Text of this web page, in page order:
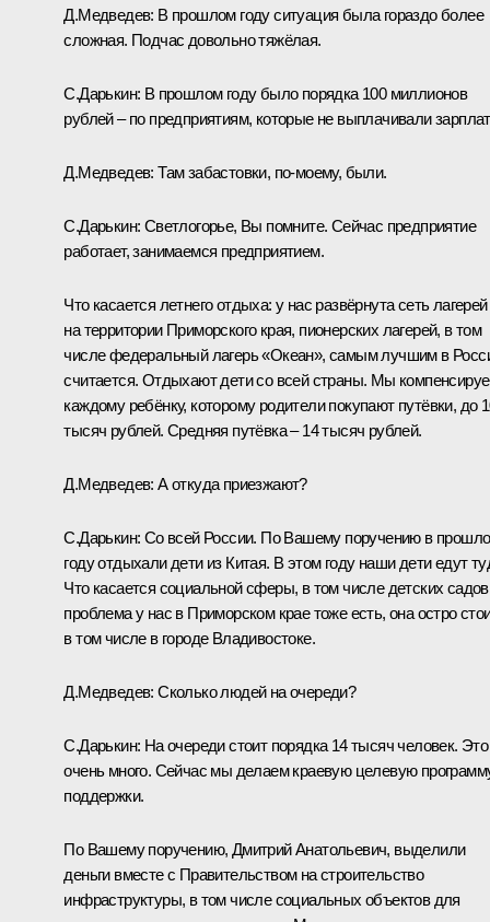
Д.Медведев: В прошлом году ситуация была гораздо более
сложная. Подчас довольно тяжёлая.
С.Дарькин: В прошлом году было порядка 100 миллионов
рублей – по предприятиям, которые не выплачивали
Д.Медведев: Там забастовки, по‑моему, были.
С.Дарькин: Светлогорье, Вы помните. Сейчас предприятие
работает, занимаемся предприятием.
Что касается летнего отдыха: у нас развёрнута сеть лагерей
на территории Приморского края, пионерских лагерей, в том
числе федеральный лагерь «Океан», самым лучшим в
считается. Отдыхают дети со всей страны. Мы
каждому ребёнку, которому родители покупают путёвки, до
тысяч рублей. Средняя путёвка – 14 тысяч рублей.
Д.Медведев: А откуда приезжают?
С.Дарькин: Со всей России. По Вашему поручению в
году отдыхали дети из Китая. В этом году наши дети едут
Что касается социальной сферы, в том числе детских
проблема у нас в Приморском крае тоже есть, она остро
в том числе в городе Владивостоке.
Д.Медведев: Сколько людей на очереди?
С.Дарькин: На очереди стоит порядка 14 тысяч человек. Это
очень много. Сейчас мы делаем краевую целевую
поддержки.
По Вашему поручению, Дмитрий Анатольевич, выделили
деньги вместе с Правительством на строительство
инфраструктуры, в том числе социальных объектов для